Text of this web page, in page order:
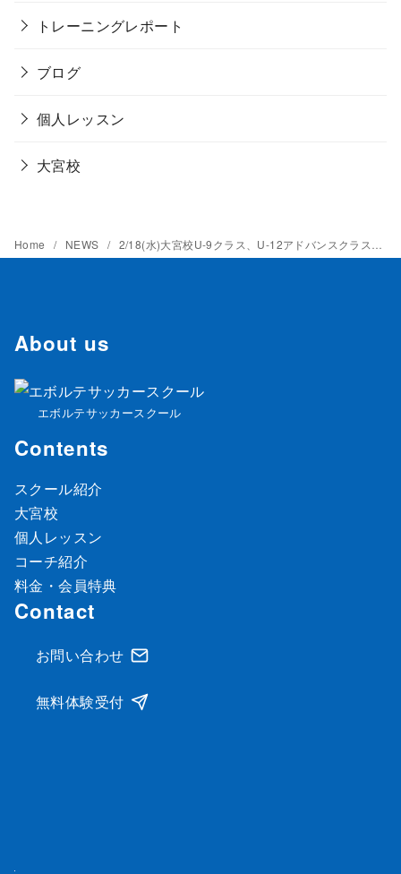
トレーニングレポート
ブログ
個人レッスン
大宮校
Home NEWS 2/18(水)大宮校U-9クラス、U-12アドバンスクラストレーニングレポート
About us
エボルテサッカースクール
Contents
スクール紹介
大宮校
個人レッスン
コーチ紹介
料金・会員特典
Contact
お問い合わせ
無料体験受付